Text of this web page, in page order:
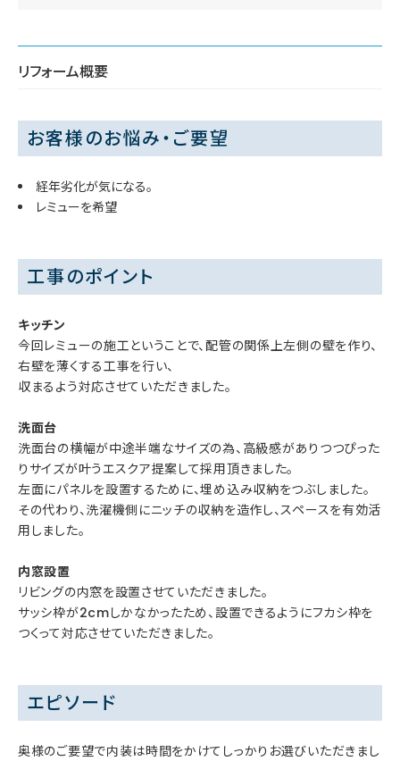
リフォーム概要
お客様のお悩み・ご要望
経年劣化が気になる。
レミューを希望
工事のポイント
キッチン
今回レミューの施工ということで、配管の関係上左側の壁を作り、
右壁を薄くする工事を行い、
収まるよう対応させていただきました。
洗面台
洗面台の横幅が中途半端なサイズの為、高級感がありつつぴった
りサイズが叶うエスクア提案して採用頂きました。
左面にパネルを設置するために、埋め込み収納をつぶしました。
その代わり、洗濯機側にニッチの収納を造作し、スペースを有効活
用しました。
内窓設置
リビングの内窓を設置させていただきました。
サッシ枠が2cmしかなかったため、設置できるようにフカシ枠を
つくって対応させていただきました。
エピソード
奥様のご要望で内装は時間をかけてしっかりお選びいただきまし